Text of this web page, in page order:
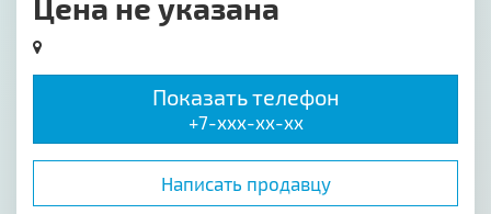
Показать телефон
+7-xxx-xx-xx
Написать продавцу